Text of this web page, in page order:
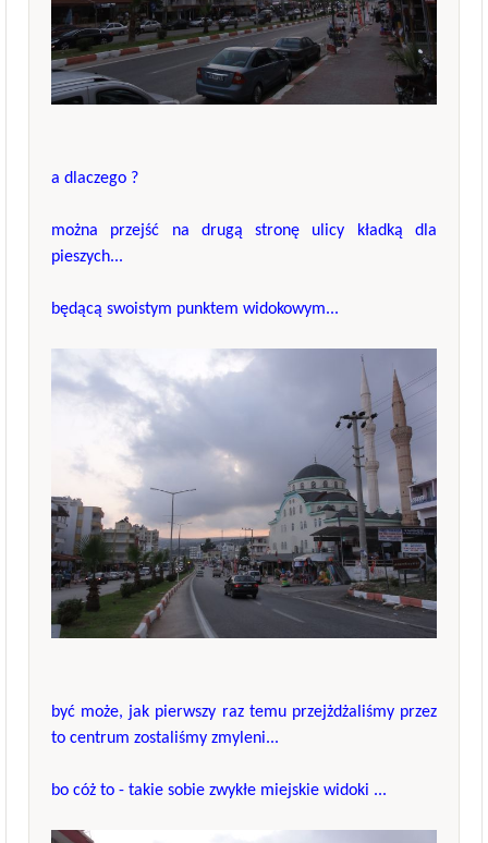
a dlaczego ?
można przejść na drugą stronę ulicy kładką dla
pieszych...
będącą swoistym punktem widokowym...
być może, jak pierwszy raz temu przejżdżaliśmy przez
to centrum zostaliśmy zmyleni...
bo cóż to - takie sobie zwykłe miejskie widoki ...